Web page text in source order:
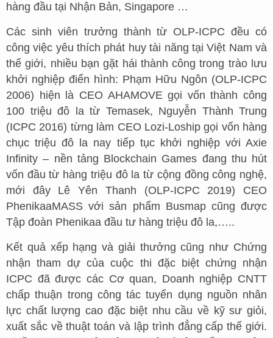
hàng đầu tại Nhận Bản, Singapore …
Các sinh viên trưởng thành từ OLP-ICPC đều có
công việc yêu thích phát huy tài năng tại Việt Nam và
thế giới, nhiều bạn gặt hái thành công trong trào lưu
khởi nghiệp điển hình: Phạm Hữu Ngôn (OLP-ICPC
2006) hiện là CEO AHAMOVE gọi vốn thành công
100 triệu đô la từ Temasek, Nguyễn Thành Trung
(ICPC 2016) từng làm CEO Lozi-Loship gọi vốn hàng
chục triệu đô la nay tiếp tục khởi nghiệp với Axie
Infinity – nền tảng Blockchain Games đang thu hút
vốn đầu từ hàng triệu đô la từ cộng đồng công nghệ,
mới đây Lê Yên Thanh (OLP-ICPC 2019) CEO
PhenikaaMASS với sản phẩm Busmap cũng được
Tập đoàn Phenikaa đầu tư hàng triệu đô la,…..
Kết quả xếp hạng và giải thưởng cũng như Chứng
nhận tham dự của cuộc thi đặc biệt chứng nhận
ICPC đã được các Cơ quan, Doanh nghiệp CNTT
chấp thuận trong công tác tuyển dụng nguồn nhân
lực chất lượng cao đặc biệt nhu cầu về kỹ sư giỏi,
xuất sắc về thuật toán và lập trình đẳng cấp thế giới.